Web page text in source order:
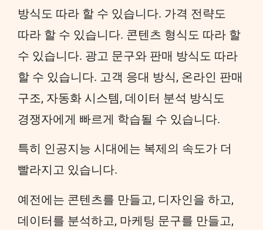
방식도 따라 할 수 있습니다. 가격 전략도
따라 할 수 있습니다. 콘텐츠 형식도 따라 할
수 있습니다. 광고 문구와 판매 방식도 따라
할 수 있습니다. 고객 응대 방식, 온라인 판매
구조, 자동화 시스템, 데이터 분석 방식도
경쟁자에게 빠르게 학습될 수 있습니다.
특히 인공지능 시대에는 복제의 속도가 더
빨라지고 있습니다.
예전에는 콘텐츠를 만들고, 디자인을 하고,
데이터를 분석하고, 마케팅 문구를 만들고,